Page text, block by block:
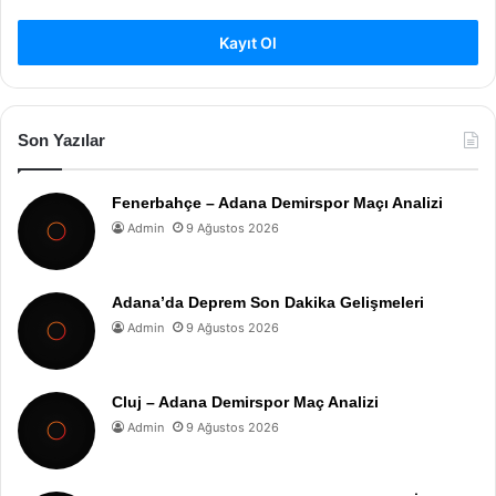
Kayıt Ol
Son Yazılar
Fenerbahçe – Adana Demirspor Maçı Analizi
Admin 9 Ağustos 2026
Adana’da Deprem Son Dakika Gelişmeleri
Admin 9 Ağustos 2026
Cluj – Adana Demirspor Maç Analizi
Admin 9 Ağustos 2026